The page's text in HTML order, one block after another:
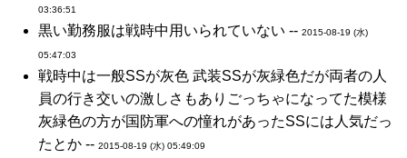
03:36:51
黒い勤務服は戦時中用いられていない -- 2015-08-19 (水)
05:47:03
戦時中は一般SSが灰色 武装SSが灰緑色だが両者の人
員の行き交いの激しさもありごっちゃになってた模様
灰緑色の方が国防軍への憧れがあったSSには人気だっ
たとか -- 2015-08-19 (水) 05:49:09